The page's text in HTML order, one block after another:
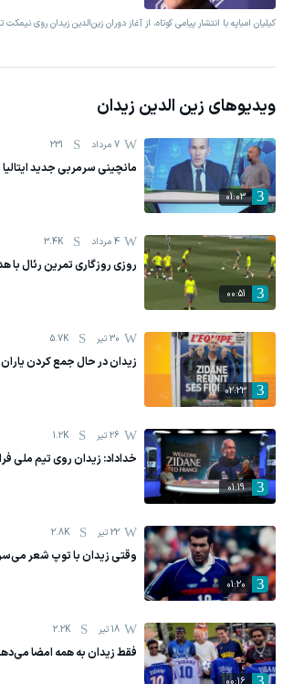
کیلیان امباپه با انتشار پیامی کوتاه، از آغاز دوران زین‌الدین زیدان روی
ویدیوهای زین الدین زیدان
01:03
7 مرداد 231
مانچینی سرمربی جدید ایتالیا
00:51
4 مرداد 3.4K
روزی روزگاری تمرین رئال با
02:23
30 تیر 5.7K
زیدان در حال جمع کردن یاران
01:19
26 تیر 1.2K
خداداد: زیدان روی تیم ملی
01:20
22 تیر 2.8K
وقتی زیدان با توپ شعر
18 تیر 2.2K
فقط زیدان به همه امضا